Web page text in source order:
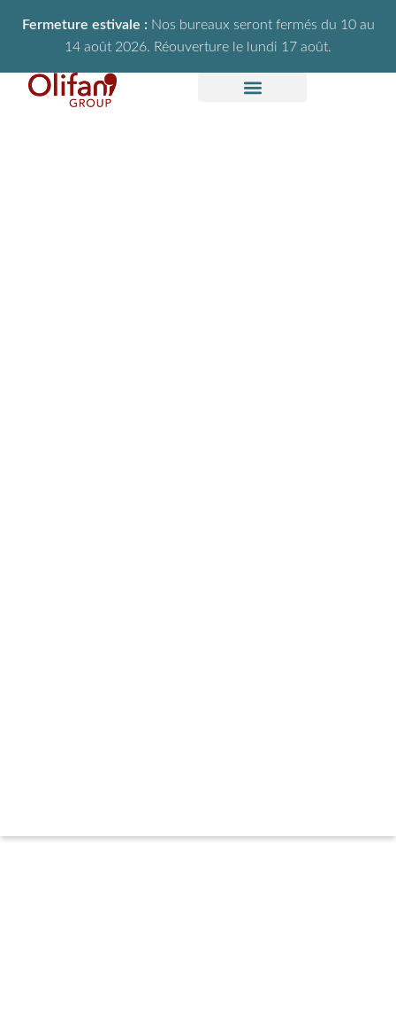
Fermeture estivale : Nos bureaux seront fermés du 10 au
14 août 2026. Réouverture le lundi 17 août.